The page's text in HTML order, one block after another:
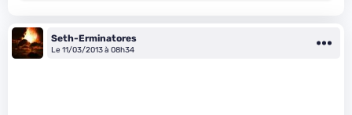
Seth-Erminatores
Le 11/03/2013 à 08h34